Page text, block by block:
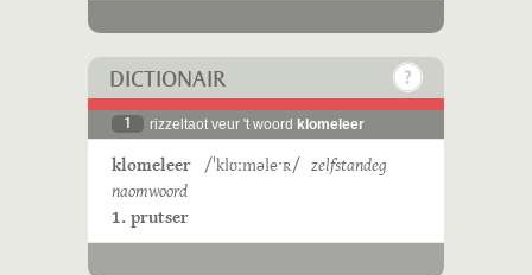
DICTIONAIR
1 rizzeltaot veur 't woord klomeleer
klomeleer /ˈklʊːməleˑʀ/ zelfstandeg
naomwoord
1. prutser